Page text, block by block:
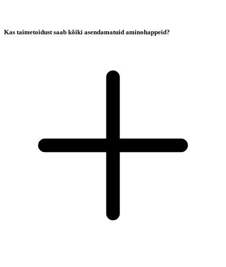
Kas taimetoidust saab kõiki asendamatuid aminohappeid?